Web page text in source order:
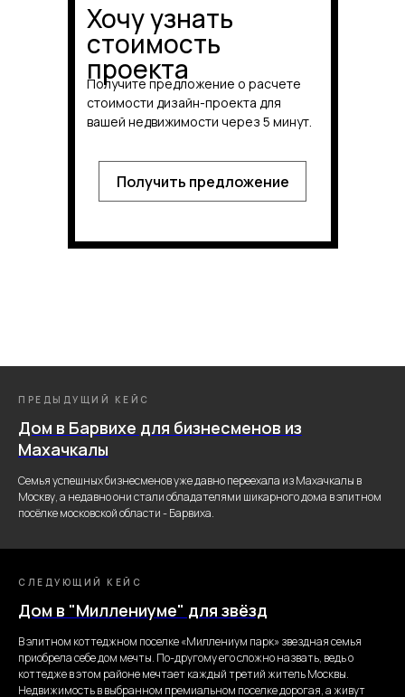
Хочу узнать
стоимость
проекта
Получить предложение
Получите предложение о расчете
стоимости дизайн-проекта для
вашей недвижимости через 5 минут.
ПРЕДЫДУЩИЙ КЕЙС
Дом в Барвихе для бизнесменов из
Махачкалы
Семья успешных бизнесменов уже давно переехала из Махачкалы в
Москву, а недавно они стали обладателями шикарного дома в элитном
посёлке московской области - Барвиха.
СЛЕДУЮЩИЙ КЕЙС
Дом в "Миллениуме" для звёзд
В элитном коттеджном поселке «Миллениум парк» звездная семья
приобрела себе дом мечты. По-другому его сложно назвать, ведь о
коттедже в этом районе мечтает каждый третий житель Москвы.
Недвижимость в выбранном премиальном поселке дорогая, а живут